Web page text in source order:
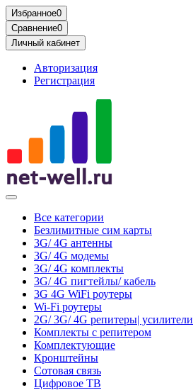
Избранное0
Сравнение0
Личный кабинет
Авторизация
Регистрация
Все категории
Безлимитные сим карты
3G/ 4G антенны
3G/ 4G модемы
3G/ 4G комплекты
3G/ 4G пигтейлы/ кабель
3G 4G WiFi роутеры
Wi-Fi роутеры
2G/ 3G/ 4G репитеры| усилители
Комплекты с репитером
Комплектующие
Кронштейны
Сотовая связь
Цифровое ТВ